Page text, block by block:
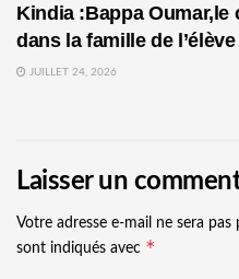
Kindia :Bappa Oumar,le
dans la famille de
JUILLET 24, 2026
Laisser un
Votre adresse e-mail ne sera pas
sont indiqués avec *